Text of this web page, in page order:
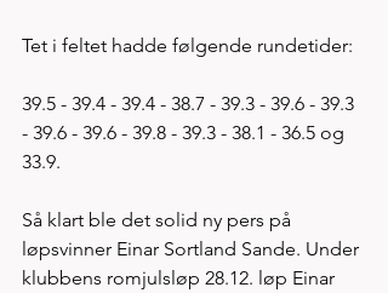
Tet i feltet hadde følgende rundetider:
39.5 - 39.4 - 39.4 - 38.7 - 39.3 - 39.6 - 39.3
- 39.6 - 39.6 - 39.8 - 39.3 - 38.1 - 36.5 og
33.9.
Så klart ble det solid ny pers på
løpsvinner Einar Sortland Sande. Under
klubbens romjulsløp 28.12. løp Einar